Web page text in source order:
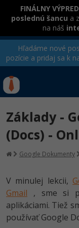
FINÁLNY
poslednú šancu a
na náš
Hľadáme nové
pozície a pridaj sa k
hradené
IT e-learning
Kurzy
Java -80%
C# .NET
Kurzy e-
Prihlásiť sa|
Základy -
(Docs) -
Google Dokumenty
V minulej lekcii,
Gmail , sme si
aplikáciami. Tiež
používať Google